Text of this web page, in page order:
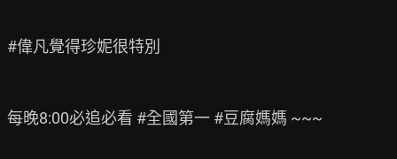
#偉凡覺得珍妮很特別
每晚8:00必追必看 #全國第一 #豆腐媽媽 ~~~